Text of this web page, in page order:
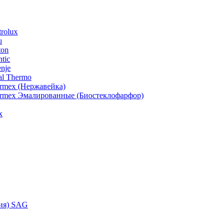
Thermo
(Нержавейка)
Эмалированные (Биостеклофарфор)
SAG